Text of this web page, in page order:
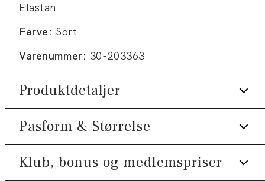
Elastan
Farve: Sort
Varenummer: 30-203363
Produktdetaljer
Logomærke nederst på venstre side.
Lukkes med lynlås.
Fremstillet i seersucker stof, som er let
Pasform & Størrelse
Fit:Regular box fit
Klub, bonus og medlemspriser